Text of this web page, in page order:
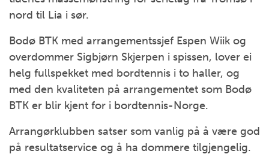
nord til Lia i sør.
Bodø BTK med arrangementssjef Espen Wiik og
overdommer Sigbjørn Skjerpen i spissen, lover ei
helg fullspekket med bordtennis i to haller, og
med den kvaliteten på arrangementet som Bodø
BTK er blir kjent for i bordtennis-Norge.
Arrangørklubben satser som vanlig på å være god
på resultatservice og å ha dommere tilgjengelig.